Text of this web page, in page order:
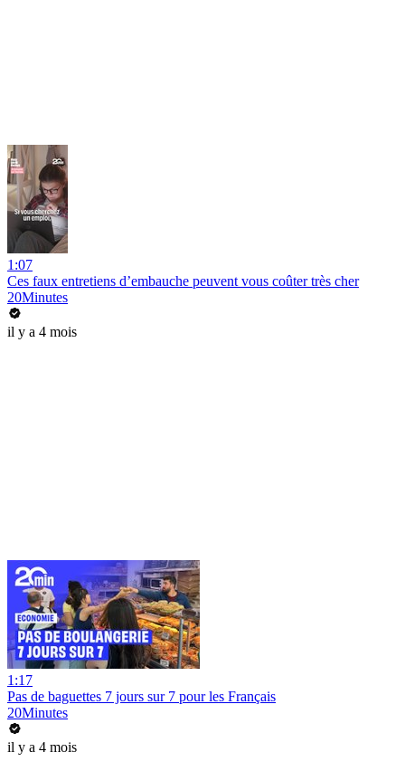
1:07
Ces faux entretiens d’embauche peuvent vous coûter très cher
20Minutes
il y a 4 mois
1:17
Pas de baguettes 7 jours sur 7 pour les Français
20Minutes
il y a 4 mois